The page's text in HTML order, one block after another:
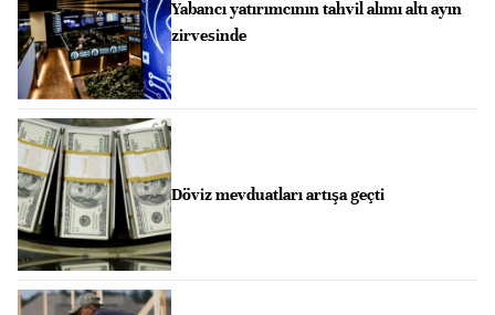
Yabancı yatırımcının tahvil alımı altı ayın
zirvesinde
Döviz mevduatları artışa geçti